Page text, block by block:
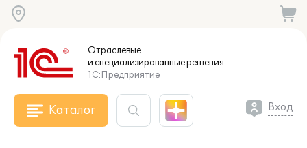
Отраслевые
и специализированныерешения
1С:Предприятие
Каталог Вход